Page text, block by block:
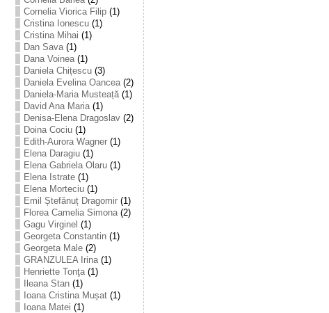
Cornelia Viorica Filip(1)
Cristina Ionescu(1)
Cristina Mihai (1)
Dan Sava(1)
Dana Voinea(1)
Daniela Chițescu(3)
Daniela Evelina Oancea(2)
Daniela-Maria Musteață(1)
David Ana Maria(1)
Denisa-Elena Dragoslav(2)
Doina Cociu(1)
Edith-Aurora Wagner(1)
Elena Daragiu(1)
Elena Gabriela Olaru(1)
Elena Istrate(1)
Elena Morteciu(1)
Emil Ștefănuț Dragomir(1)
Florea Camelia Simona(2)
Gagu Virginel (1)
Georgeta Constantin(1)
Georgeta Male(2)
GRANZULEA Irina(1)
Henriette Tonţa(1)
Ileana Stan(1)
Ioana Cristina Mușat(1)
Ioana Matei (1)